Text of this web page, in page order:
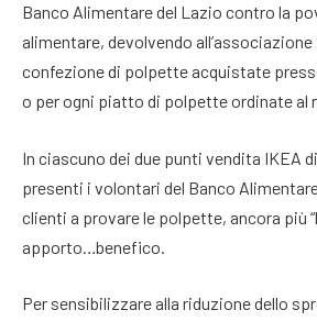
Banco Alimentare del Lazio contro la
alimentare, devolvendo all’associazione
confezione di polpette acquistate
o per ogni piatto di polpette ordinate al
In ciascuno dei due punti vendita IKEA
presenti i volontari del Banco
clienti a provare le polpette, ancora più
apporto…benefico.
Per sensibilizzare alla riduzione dello